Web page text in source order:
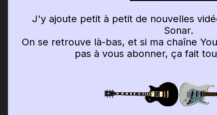
J'y ajoute petit à petit de nouvelles
Sonar.
On se retrouve là-bas, et si ma chaîne
pas à vous abonner, ça fait